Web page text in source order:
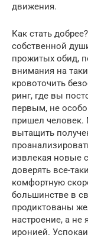
движения.
Как стать
собственной
прожитых обид,
внимания на
кровоточить
ринг, где вы
первым, не
пришел человек.
вытащить
извлекая новые
доверять все-
комфортную
большинстве в
продиктованы
настроение, а не
иронией.